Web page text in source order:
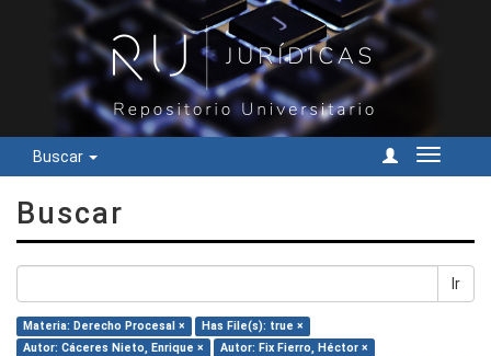
Buscar
Cambiar
Buscar
Ir
Materia: Derecho Procesal ×
Has File(s): true ×
Autor: Cáceres Nieto, Enrique ×
Autor: Fix Fierro, Héctor ×